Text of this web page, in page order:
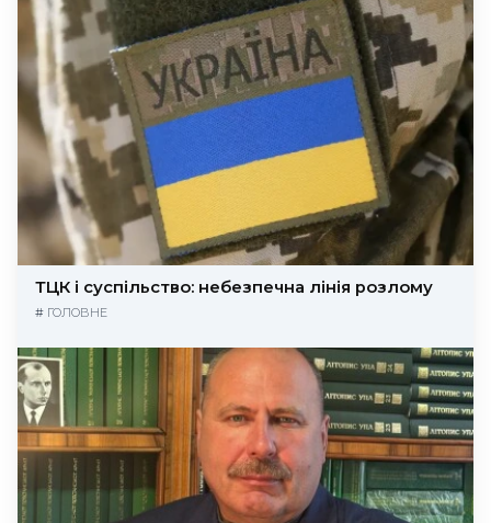
ТЦК і суспільство: небезпечна лінія розлому
# ГОЛОВНЕ